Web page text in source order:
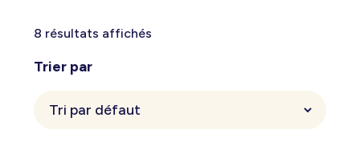
8 résultats affichés
Trier par